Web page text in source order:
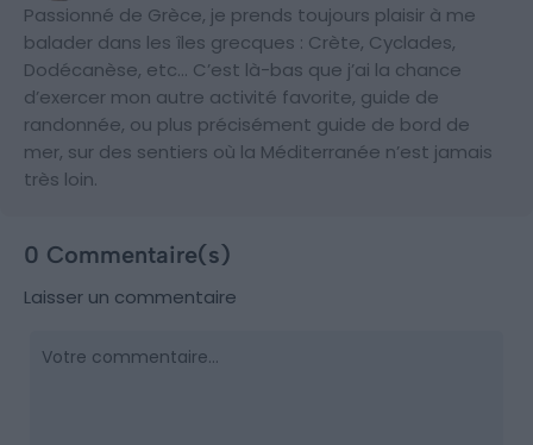
Passionné de Grèce, je prends toujours plaisir à me
balader dans les îles grecques : Crète, Cyclades,
Dodécanèse, etc… C’est là-bas que j’ai la chance
d’exercer mon autre activité favorite, guide de
randonnée, ou plus précisément guide de bord de
mer, sur des sentiers où la Méditerranée n’est jamais
très loin.
0 Commentaire(s)
Laisser un commentaire